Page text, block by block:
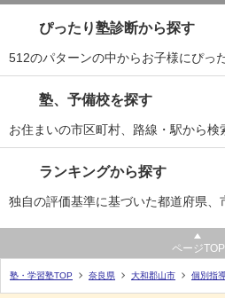
ぴったり塾診断から探す
512のパターンの中からお子様にぴっ
塾、予備校を探す
お住まいの市区町村、路線・駅から検
ランキングから探す
独自の評価基準に基づいた都道府県、
ページTOP
塾・学習塾TOP 奈良県 大和郡山市 個別指